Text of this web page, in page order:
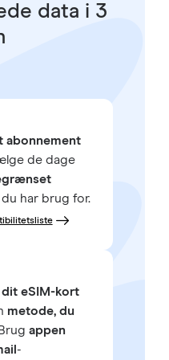
data i 3
abonnement
de dage
du har brug for.
dit eSIM-kort
metode, du
appen
-